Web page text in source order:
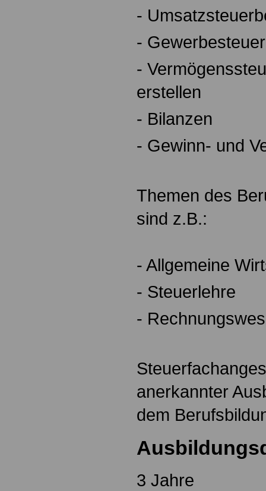
-
-
-
erstellen
- Bilanzen
- Gewinn- und
Themen des
sind z.B.:
- Allgemeine
- Steuerlehre
-
anerkannter
dem
3 Jahre